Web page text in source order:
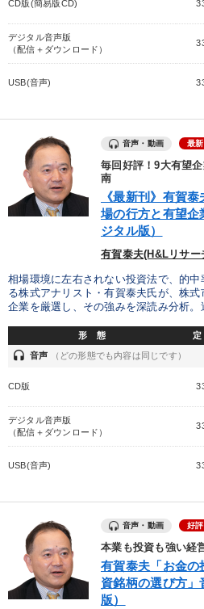
経営者のための《音声・動画で学ぶ
会社のパフォーマンスを高める講話
タル版（音声／動画ストリーミング
目的別
新事業・新商品づくり リーダー
販売力を強化したい パフォーマ
キーワード
ベンチャー
※「更新」を押すと「カテゴリー」「目的別」「キ
タグから探す
すべての音声・動画（全2077タイトル
タグ・キーワード
CD版(簡易版CD)
デジタル音声版
（配信＋ダウンロード）
USB(音声)
音声・動画 最新
毎回好評！9大有望
南
《最新刊》有賀
場の行方と有望
ジタル版）
有賀泰夫(H&Lリサ
相場環境に左右されない投資法で、的
る株式アナリスト・有賀泰夫氏が、株
企業を厳選し、その強みを深読み分析。
形 態
headset 音声 （どの形態でも内容は同じです）
CD版
デジタル音声版
（配信＋ダウンロード）
USB(音声)
音声・動画 好評
本業も投資も強い経
有賀泰夫「お金の
資銘柄の選び方
版）